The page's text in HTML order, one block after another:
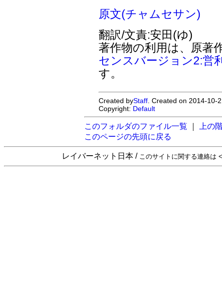
原文(チャムセサン)
翻訳/文責:安田(ゆ)
著作物の利用は、原著
センスバージョン2:営
す。
Created byStaff . Created on 2014-
Copyright: Default
このフォルダのファイル一覧
上の
このページの先頭に戻る
レイバーネット日本 / このサイトに関する連絡は